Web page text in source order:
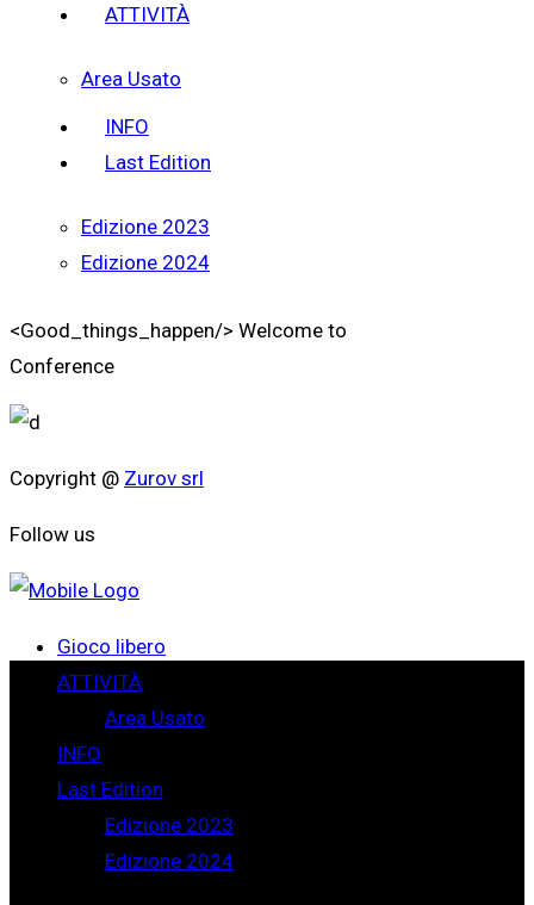
ATTIVITÀ
Area Usato
INFO
Last Edition
Edizione 2023
Edizione 2024
<Good_things_happen/> Welcome to
Conference
Copyright @ Zurov srl
Follow us
Gioco libero
ATTIVITÀ
Area Usato
INFO
Last Edition
Edizione 2023
Edizione 2024